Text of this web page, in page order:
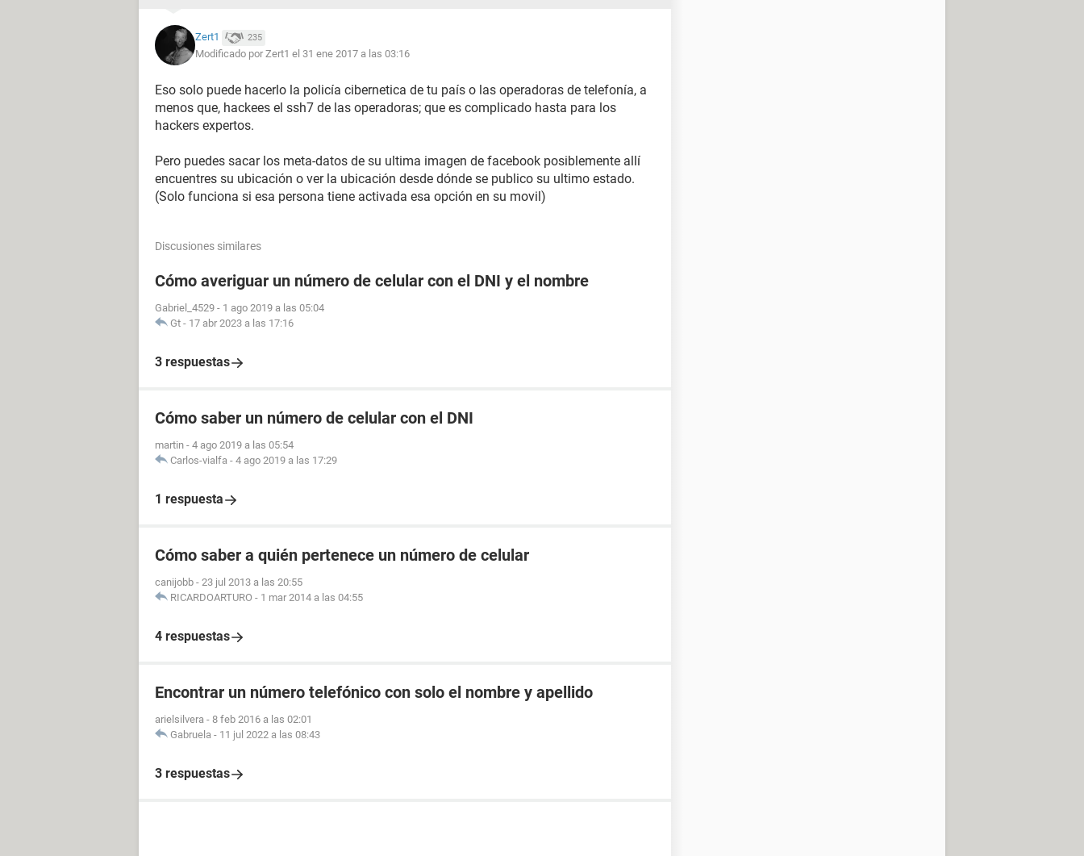
Zert1 235
Modificado por Zert1 el 31 ene 2017 a las 03:16
Eso solo puede hacerlo la policía cibernetica de tu país o las operadoras de telefonía, a
menos que, hackees el ssh7 de las operadoras; que es complicado hasta para los
hackers expertos.
Pero puedes sacar los meta-datos de su ultima imagen de facebook posiblemente allí
encuentres su ubicación o ver la ubicación desde dónde se publico su ultimo estado.
(Solo funciona si esa persona tiene activada esa opción en su movil)
Discusiones similares
Cómo averiguar un número de celular con el DNI y el nombre
Gabriel_4529 - 1 ago 2019 a las 05:04
Gt - 17 abr 2023 a las 17:16
3 respuestas
Cómo saber un número de celular con el DNI
martin - 4 ago 2019 a las 05:54
Carlos-vialfa - 4 ago 2019 a las 17:29
1 respuesta
Cómo saber a quién pertenece un número de celular
canijobb - 23 jul 2013 a las 20:55
RICARDOARTURO - 1 mar 2014 a las 04:55
4 respuestas
Encontrar un número telefónico con solo el nombre y apellido
arielsilvera - 8 feb 2016 a las 02:01
Gabruela - 11 jul 2022 a las 08:43
3 respuestas